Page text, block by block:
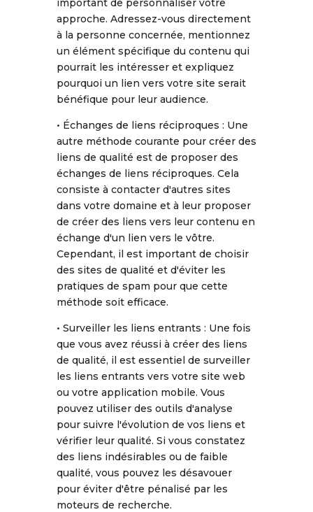
important de personnaliser votre
approche. Adressez-vous directement
à la personne concernée, mentionnez
un élément spécifique du contenu qui
pourrait les intéresser et expliquez
pourquoi un lien vers votre site serait
bénéfique pour leur audience.
• Échanges de liens réciproques : Une
autre méthode courante pour créer des
liens de qualité est de proposer des
échanges de liens réciproques. Cela
consiste à contacter d'autres sites
dans votre domaine et à leur proposer
de créer des liens vers leur contenu en
échange d'un lien vers le vôtre.
Cependant, il est important de choisir
des sites de qualité et d'éviter les
pratiques de spam pour que cette
méthode soit efficace.
• Surveiller les liens entrants : Une fois
que vous avez réussi à créer des liens
de qualité, il est essentiel de surveiller
les liens entrants vers votre site web
ou votre application mobile. Vous
pouvez utiliser des outils d'analyse
pour suivre l'évolution de vos liens et
vérifier leur qualité. Si vous constatez
des liens indésirables ou de faible
qualité, vous pouvez les désavouer
pour éviter d'être pénalisé par les
moteurs de recherche.